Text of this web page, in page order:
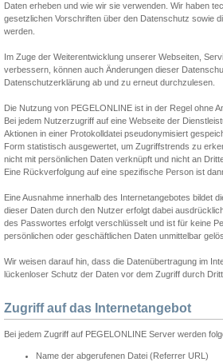
Daten erheben und wie wir sie verwenden. Wir haben
gesetzlichen Vorschriften über den Datenschutz sowie
werden.
Im Zuge der Weiterentwicklung unserer Webseiten,
verbessern, können auch Änderungen dieser
Datenschutzerklärung ab und zu erneut durchzulesen.
Die Nutzung von PEGELONLINE ist in der Regel ohne
Bei jedem Nutzerzugriff auf eine Webseite der
Aktionen in einer Protokolldatei pseudonymisiert
Form statistisch ausgewertet, um Zugriffstrends zu
nicht mit persönlichen Daten verknüpft und nicht an
Eine Rückverfolgung auf eine spezifische Person ist
Eine Ausnahme innerhalb des Internetangebotes bildet
dieser Daten durch den Nutzer erfolgt dabei
des Passwortes erfolgt verschlüsselt und ist für keine
persönlichen oder geschäftlichen Daten unmittelbar
Wir weisen darauf hin, dass die Datenübertragung im
lückenloser Schutz der Daten vor dem Zugriff durch
Zugriff auf das Internetangebot
Bei jedem Zugriff auf PEGELONLINE Server werden
Name der abgerufenen Datei (Referrer URL)